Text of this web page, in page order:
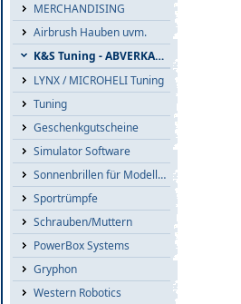
MERCHANDISING
Airbrush Hauben uvm.
K&S Tuning - ABVERKAUF
LYNX / MICROHELI Tuning
Tuning
Geschenkgutscheine
Simulator Software
Sonnenbrillen für Modellflieger
Sportrümpfe
Schrauben/Muttern
PowerBox Systems
Gryphon
Western Robotics